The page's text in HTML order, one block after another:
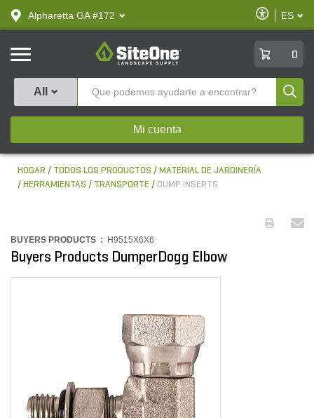
text.skipToContent
text.skipToNavigation
Alpharetta GA #172
Habilitar
ES
SiteOne
0
All
Mi cuenta
HOGAR TODOS LOS PRODUCTOS
MATERIAL DE JARDINERÍA
HERRAMIENTAS
TRANSPORTE DUMP INSERTS
BUYERS PRODUCTS : H9515X6X6
Buyers Products DumperDogg Elbow